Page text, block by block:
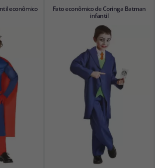
econômico
Fato econômico de Coringa Batman
infantil